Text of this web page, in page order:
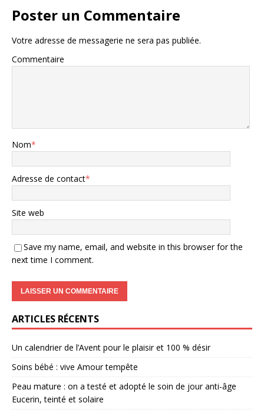
Poster un Commentaire
Votre adresse de messagerie ne sera pas publiée.
Commentaire
Nom*
Adresse de contact*
Site web
Save my name, email, and website in this browser for the
next time I comment.
ARTICLES RÉCENTS
Un calendrier de l’Avent pour le plaisir et 100 % désir
Soins bébé : vive Amour tempête
Peau mature : on a testé et adopté le soin de jour anti-âge
Eucerin, teinté et solaire